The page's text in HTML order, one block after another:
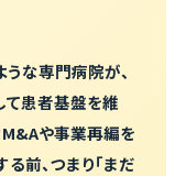
な専門病院が、
て患者基盤を維
M&Aや事業再編を
前、つまり「まだ